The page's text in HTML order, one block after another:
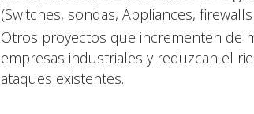
(Switches, sondas, Appliances,
Otros proyectos que incrementen de
empresas industriales y reduzcan el
ataques existentes.